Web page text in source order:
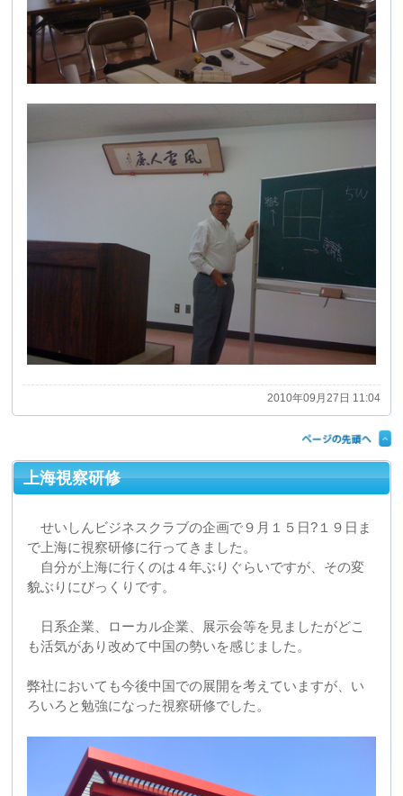
2010年09月27日 11:04
上海視察研修
せいしんビジネスクラブの企画で９月１５日?１９日ま
で上海に視察研修に行ってきました。
自分が上海に行くのは４年ぶりぐらいですが、その変
日系企業、ローカル企業、展示会等を見ましたがどこ
も活気があり改めて中国の勢いを感じました。
弊社においても今後中国での展開を考えていますが、い
ろいろと勉強になった視察研修でした。